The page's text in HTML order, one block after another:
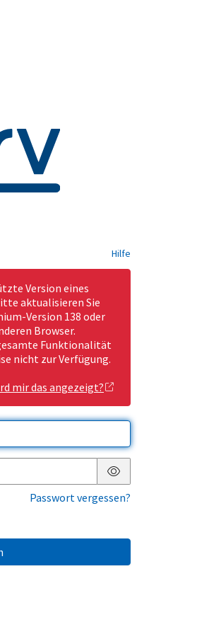
Hilfe
Version eines
aktualisieren Sie
Version 138 oder
Browser.
Funktionalität
nicht zur Verfügung.
mir das angezeigt?
Passwort anzeigen
Passwort vergessen?